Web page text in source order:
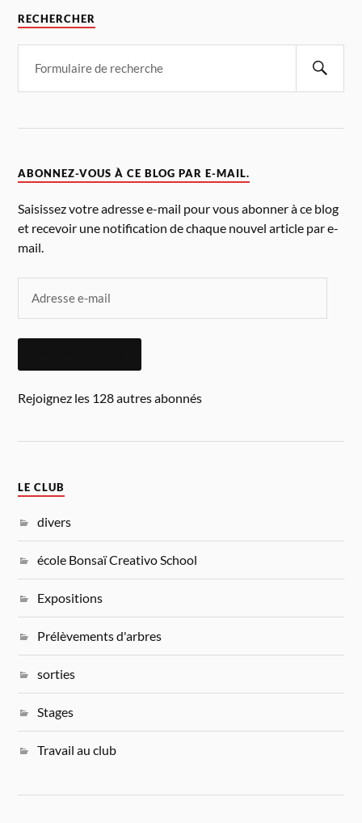
RECHERCHER
ABONNEZ-VOUS À CE BLOG PAR E-MAIL.
Saisissez votre adresse e-mail pour vous abonner à ce blog
et recevoir une notification de chaque nouvel article par e-
mail.
Rejoignez les 128 autres abonnés
LE CLUB
divers
école Bonsaï Creativo School
Expositions
Prélèvements d'arbres
sorties
Stages
Travail au club